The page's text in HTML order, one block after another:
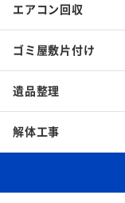
エアコン回収
ゴミ屋敷片付け
遺品整理
解体工事